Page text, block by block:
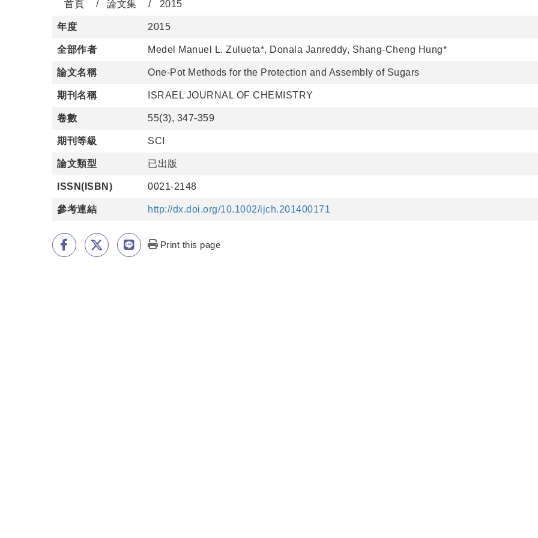
首頁 論文集 2015
年度 2015
全部作者 Medel Manuel L. Zulueta*, Donala Janreddy, Shang-Cheng Hung*
論文名稱 One-Pot Methods for the Protection and Assembly of Sugars
期刊名稱 ISRAEL JOURNAL OF CHEMISTRY
卷數 55(3), 347-359
期刊等級 SCI
論文類型 已出版
ISSN(ISBN) 0021-2148
參考連結 http://dx.doi.org/10.1002/ijch.201400171
Print this page